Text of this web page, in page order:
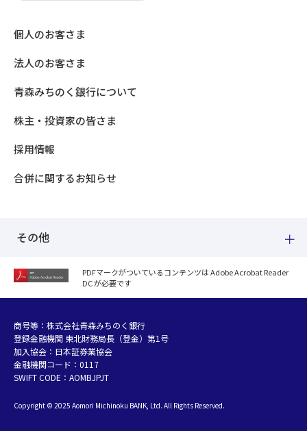
個人のお客さま
法人のお客さま
青森みちのく銀行について
株主・投資家の皆さま
採用情報
合併に関するお知らせ
その他
紛失した場合
個人データおよび法人情報に関するグループ共同利用について
マネー・ローンダリング等及び金融犯罪の防止について
販売勧誘方針
お客さまの資産形成支援に向けた業務運営方針
金融円滑化への取組み
PDFマークがついているコンテンツは Adobe Acrobat Reader
DC が必要です
商号等：株式会社青森みちのく銀行
登録金融機関 東北財務局長（登金）第1号
加入協会：日本証券業協会
金融機関コード：0117
SWIFT CODE：AOMBJPJT
Copyright © 2025 Aomori Michinoku BANK, Ltd. All Rights Reserved.